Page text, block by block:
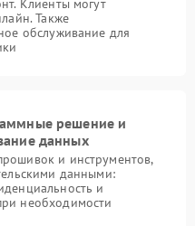
Клиенты могут
Также
обслуживание для
решение и
данных
и инструментов,
данными:
и
необходимости